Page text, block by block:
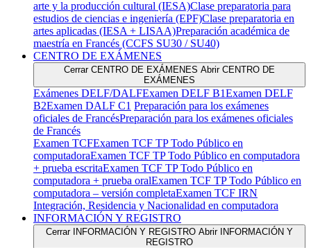
arte y la producción cultural (IESA)Clase preparatoria para
estudios de ciencias e ingeniería (EPF)Clase preparatoria en
artes aplicadas (IESA + LISAA)Preparación académica de
maestría en Francés (CCFS SU30 / SU40)
CENTRO DE EXÁMENES
Cerrar CENTRO DE EXÁMENES Abrir CENTRO DE
EXÁMENES
Exámenes DELF/DALFExamen DELF B1Examen DELF
B2Examen DALF C1 Preparación para los exámenes
oficiales de FrancésPreparación para los exámenes oficiales
de Francés
Examen TCFExamen TCF TP Todo Público en
computadoraExamen TCF TP Todo Público en computadora
+ prueba escritaExamen TCF TP Todo Público en
computadora + prueba oralExamen TCF TP Todo Público en
computadora – versión completaExamen TCF IRN
Integración, Residencia y Nacionalidad en computadora
INFORMACIÓN Y REGISTRO
Cerrar INFORMACIÓN Y REGISTRO Abrir INFORMACIÓN Y
REGISTRO